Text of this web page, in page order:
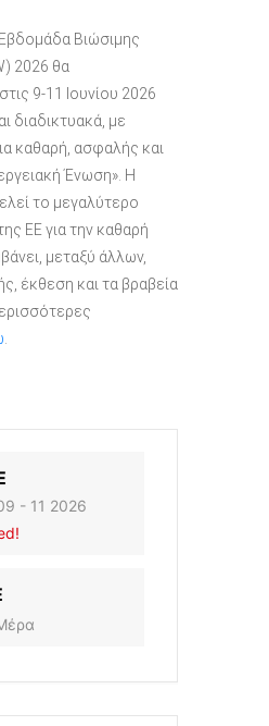
Βιώσιμης
2026 θα
9-11 Ιουνίου 2026
διαδικτυακά, με
καθαρή, ασφαλής και
Ένωση». Η
το μεγαλύτερο
ΕΕ για την καθαρή
μεταξύ άλλων,
έκθεση και τα βραβεία
- 11 2026